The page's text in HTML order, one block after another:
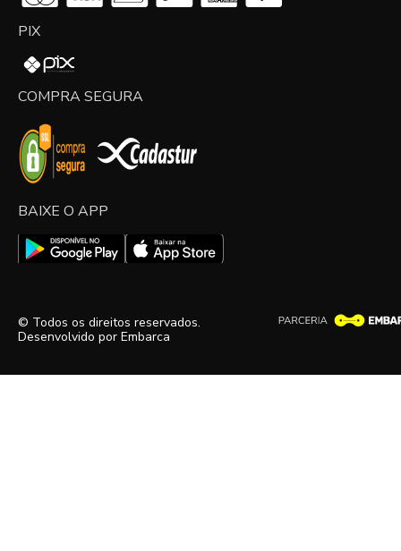
PIX
COMPRA SEGURA
BAIXE O APP
© Todos os direitos reservados.
Desenvolvido por Embarca